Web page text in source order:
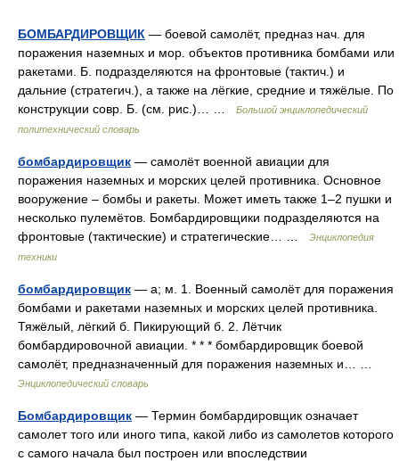
БОМБАРДИРОВЩИК — боевой самолёт, предназ нач. для
поражения наземных и мор. объектов противника бомбами или
ракетами. Б. подразделяются на фронтовые (тактич.) и
дальние (стратегич.), а также на лёгкие, средние и тяжёлые. По
конструкции совр. Б. (см. рис.)… …
Большой энциклопедический
политехнический словарь
бомбардировщик — самолёт военной авиации для
поражения наземных и морских целей противника. Основное
вооружение – бомбы и ракеты. Может иметь также 1–2 пушки и
несколько пулемётов. Бомбардировщики подразделяются на
фронтовые (тактические) и стратегические… …
Энциклопедия
техники
бомбардировщик — а; м. 1. Военный самолёт для поражения
бомбами и ракетами наземных и морских целей противника.
Тяжёлый, лёгкий б. Пикирующий б. 2. Лётчик
бомбардировочной авиации. * * * бомбардировщик боевой
самолёт, предназначенный для поражения наземных и… …
Энциклопедический словарь
Бомбардировщик — Термин бомбардировщик означает
самолет того или иного типа, какой либо из самолетов которого
с самого начала был построен или впоследствии